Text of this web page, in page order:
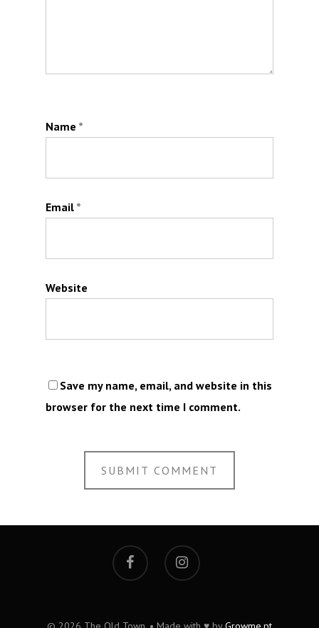
Name *
Email *
Website
Save my name, email, and website in this
browser for the next time I comment.